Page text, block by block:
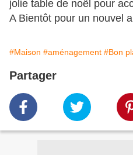
jolie table de noël pour
A Bientôt pour un nouvel
#Maison #aménagement #Bon
Partager